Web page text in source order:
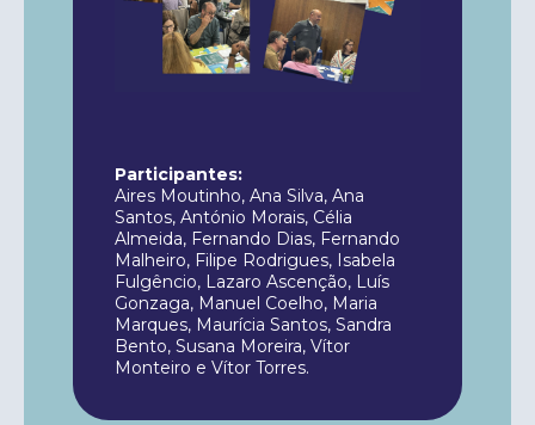
Participantes:
Aires Moutinho, Ana Silva, Ana
Santos, António Morais, Célia
Almeida, Fernando Dias, Fernando
Malheiro, Filipe Rodrigues, Isabela
Fulgêncio, Lazaro Ascenção, Luís
Gonzaga, Manuel Coelho, Maria
Marques, Maurícia Santos, Sandra
Bento, Susana Moreira, Vítor
Monteiro e Vítor Torres.